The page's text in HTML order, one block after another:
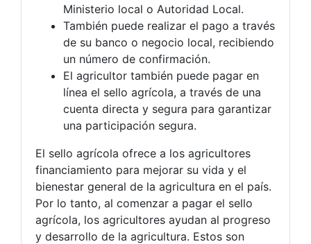
Ministerio local o Autoridad Local.
También puede realizar el pago a través
de su banco o negocio local, recibiendo
un número de confirmación.
El agricultor también puede pagar en
línea el sello agrícola, a través de una
cuenta directa y segura para garantizar
una participación segura.
El sello agrícola ofrece a los agricultores
financiamiento para mejorar su vida y el
bienestar general de la agricultura en el país.
Por lo tanto, al comenzar a pagar el sello
agrícola, los agricultores ayudan al progreso
y desarrollo de la agricultura. Estos son